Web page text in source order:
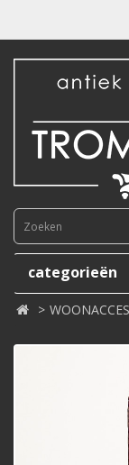
categorieën